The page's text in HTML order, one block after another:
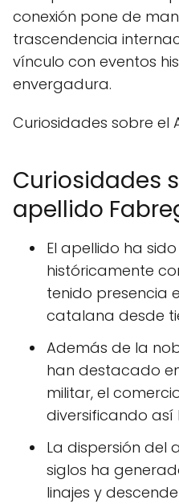
conexión pone de
trascendencia
vínculo con eventos
envergadura.
Curiosidades sobre el
Curiosidades
apellido
El apellido ha
históricamente
tenido presencia
catalana desde
Además de la
han destacado
militar, el
diversificando así
La dispersión del
siglos ha
linajes y